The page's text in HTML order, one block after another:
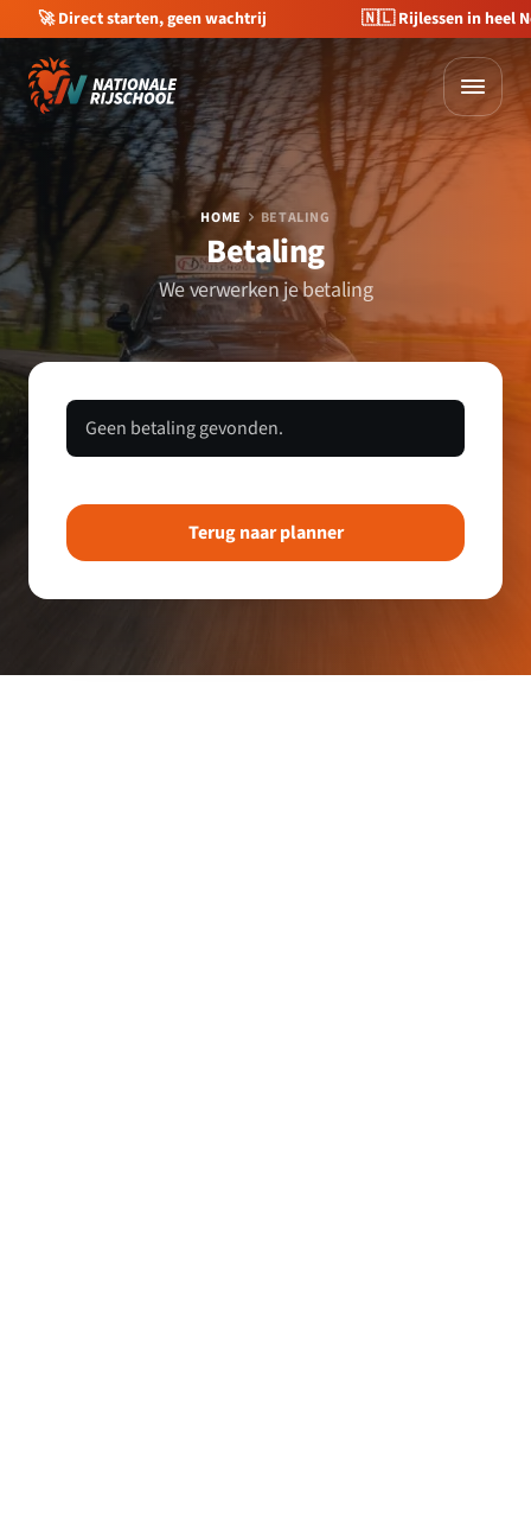
🇳🇱 Rijlessen in heel Nederland 💰 €400 korting op
HOME BETALING
Betaling
We verwerken je betaling
Geen betaling gevonden.
Terug naar planner